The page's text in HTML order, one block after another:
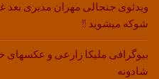
ویدئوی جنجالی مهران مدیری بعد
شوکه میشوید !!
بیوگرافی ملیکا زارعی و عکسهای
شادونه